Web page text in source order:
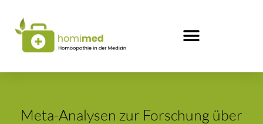
Meta-Analysen zur Forschung über